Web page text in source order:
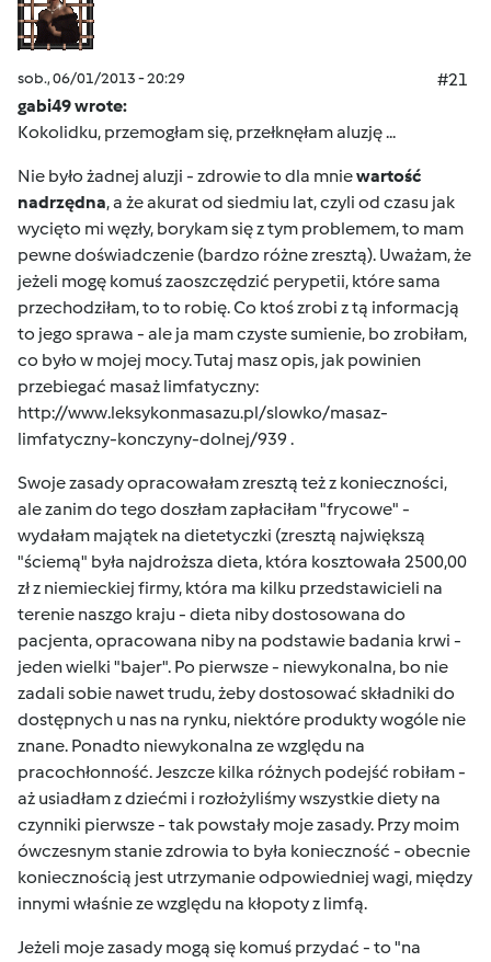
sob., 06/01/2013 - 20:29
#21
gabi49 wrote:
Kokolidku, przemogłam się, przełknęłam aluzję ...
Nie było żadnej aluzji - zdrowie to dla mniewartość
nadrzędna, a że akurat od siedmiu lat, czyli od czasu jak
wycięto mi węzły, borykam się z tym problemem, to mam
pewne doświadczenie (bardzo różne zresztą). Uważam, że
jeżeli mogę komuś zaoszczędzić perypetii, które sama
przechodziłam, to to robię. Co ktoś zrobi z tą informacją
to jego sprawa - ale ja mam czyste sumienie, bo zrobiłam,
co było w mojej mocy. Tutaj masz opis, jak powinien
przebiegać masaż limfatyczny:
http://www.leksykonmasazu.pl/slowko/masaz-
limfatyczny-konczyny-dolnej/939.
Swoje zasady opracowałam zresztą też z konieczności,
ale zanim do tego doszłam zapłaciłam "frycowe" -
wydałam majątek na dietetyczki (zresztą największą
"ściemą" była najdroższa dieta, która kosztowała 2500,00
zł z niemieckiej firmy, która ma kilku przedstawicieli na
terenie naszgo kraju - dieta niby dostosowana do
pacjenta, opracowana niby na podstawie badania krwi -
jeden wielki "bajer". Po pierwsze - niewykonalna, bo nie
zadali sobie nawet trudu, żeby dostosować składniki do
dostępnych u nas na rynku, niektóre produkty wogóle nie
znane. Ponadto niewykonalna ze względu na
pracochłonność. Jeszcze kilka różnych podejść robiłam -
aż usiadłam z dziećmi i rozłożyliśmy wszystkie diety na
czynniki pierwsze - tak powstały moje zasady. Przy moim
ówczesnym stanie zdrowia to była konieczność - obecnie
koniecznością jest utrzymanie odpowiedniej wagi, między
innymi właśnie ze względu na kłopoty z limfą.
Jeżeli moje zasady mogą się komuś przydać - to "na